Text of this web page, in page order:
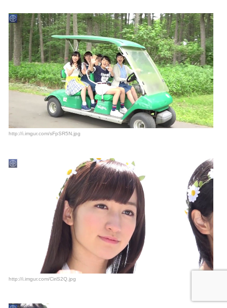
http://i.imgur.com/sFpSR5N.jpg
http://i.imgur.com/CiriS2Q.jpg